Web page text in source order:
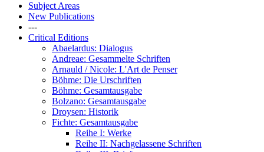
Subject Areas
New Publications
---
Critical Editions
Abaelardus: Dialogus
Andreae: Gesammelte Schriften
Arnauld / Nicole: L'Art de Penser
Böhme: Die Urschriften
Böhme: Gesamtausgabe
Bolzano: Gesamtausgabe
Droysen: Historik
Fichte: Gesamtausgabe
Reihe I: Werke
Reihe II: Nachgelassene Schriften